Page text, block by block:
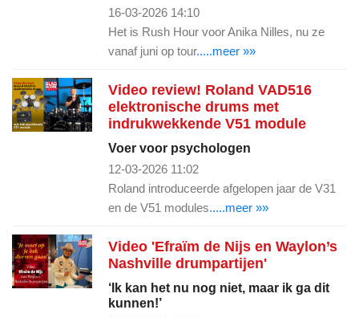
16-03-2026 14:10
Het is Rush Hour voor Anika Nilles, nu ze
vanaf juni op tour.....meer »»
Video review! Roland VAD516
elektronische drums met
indrukwekkende V51 module
Voer voor psychologen
12-03-2026 11:02
Roland introduceerde afgelopen jaar de V31
en de V51 modules.....meer »»
Video 'Efraïm de Nijs en Waylon’s
Nashville drumpartijen'
‘Ik kan het nu nog niet, maar ik ga dit
kunnen!’